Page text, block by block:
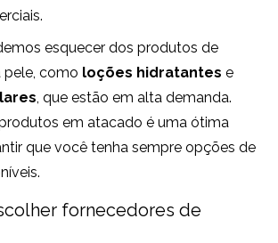
esquecer dos produtos de
pele, como loções hidratantes e
, que estão em alta demanda.
em atacado é uma ótima
que você tenha sempre opções de
fornecedores de